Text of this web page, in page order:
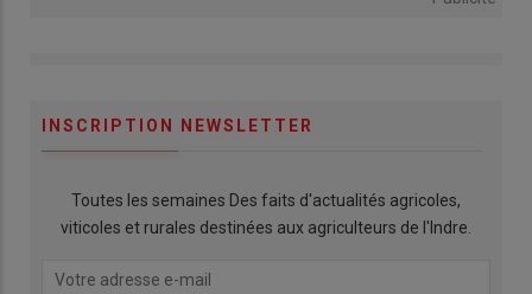
INSCRIPTION NEWSLETTER
Toutes les semaines Des faits d'actualités agricoles,
viticoles et rurales destinées aux agriculteurs de l'Indre.